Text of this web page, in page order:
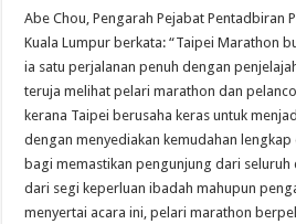
Abe Chou, Pengarah Pejabat Pentadbiran
Kuala Lumpur berkata: “Taipei Marathon
ia satu perjalanan penuh dengan
teruja melihat pelari marathon dan
kerana Taipei berusaha keras untuk
dengan menyediakan kemudahan
bagi memastikan pengunjung dari seluruh
dari segi keperluan ibadah mahupun
menyertai acara ini, pelari marathon